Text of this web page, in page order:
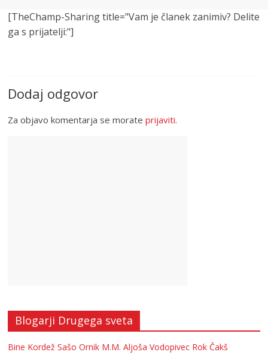
[TheChamp-Sharing title="Vam je članek zanimiv? Delite
ga s prijatelji:"]
Dodaj odgovor
Za objavo komentarja se morateprijaviti.
Blogarji Drugega sveta
Bine Kordež Sašo Ornik M.M. Aljoša Vodopivec Rok Čakš